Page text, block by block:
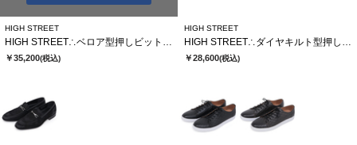
HIGH STREET
HIGH STREET∴ベロア型押しビットローファー
￥35,200(税込)
HIGH STREET
HIGH STREET∴ダイヤキルト型押しドレススニーカー
￥28,600(税込)